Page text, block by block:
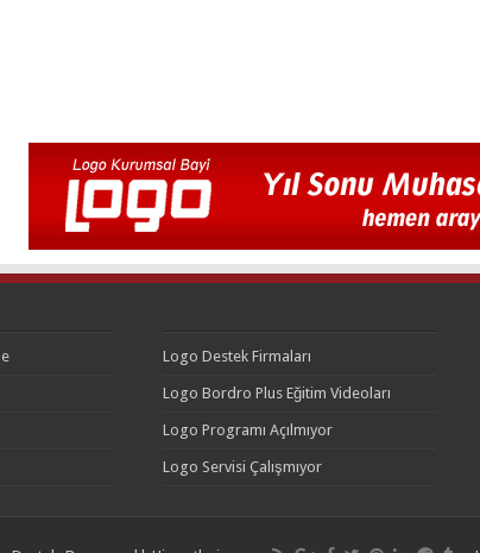
Logo Destek Firmaları
Logo Bordro Plus Eğitim Videoları
Logo Programı Açılmıyor
Logo Servisi Çalışmıyor